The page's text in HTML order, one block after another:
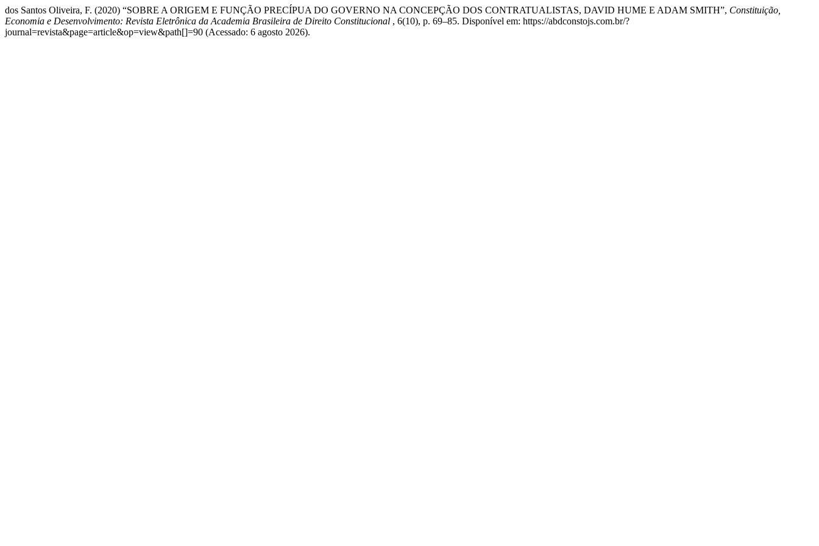
dos Santos Oliveira, F. (2020) “SOBRE A ORIGEM E FUNÇÃO PRECÍPUA DO GOVERNO NA CONCEPÇÃO DOS CONTRATUALISTAS, DAVID HUME E ADAM SMITH”, Constituição,
Economia e Desenvolvimento: Revista Eletrônica da Academia Brasileira de Direito Constitucional , 6(10), p. 69–85. Disponível em: https://abdconstojs.com.br/?
journal=revista&page=article&op=view&path[]=90 (Acessado: 6 agosto 2026).